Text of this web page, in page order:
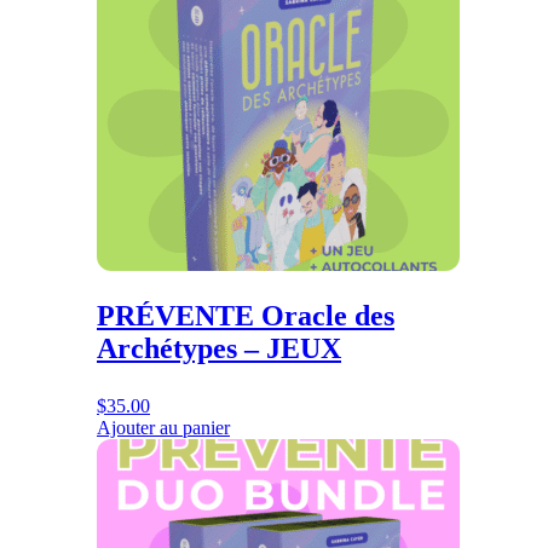
PRÉVENTE Oracle des
Archétypes – JEUX
$35.00
Ajouter au panier
Ce
produit
plusieurs
variations.